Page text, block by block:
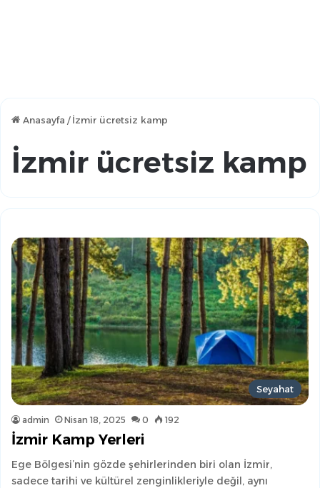
Anasayfa / İzmir ücretsiz kamp
İzmir ücretsiz kamp
Seyahat
admin Nisan 18, 2025 0 192
İzmir Kamp Yerleri
Ege Bölgesi’nin gözde şehirlerinden biri olan İzmir,
sadece tarihi ve kültürel zenginlikleriyle değil, aynı